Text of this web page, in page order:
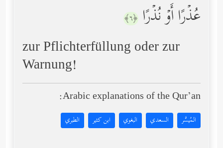
عُذۡرًا أَوۡ نُذۡرًا ﴿٦﴾
zur Pflichterfüllung oder zur
Warnung!
Arabic explanations of the Qur’an:
المُيسَّر السعدي البغوي ابن كثير الطبري